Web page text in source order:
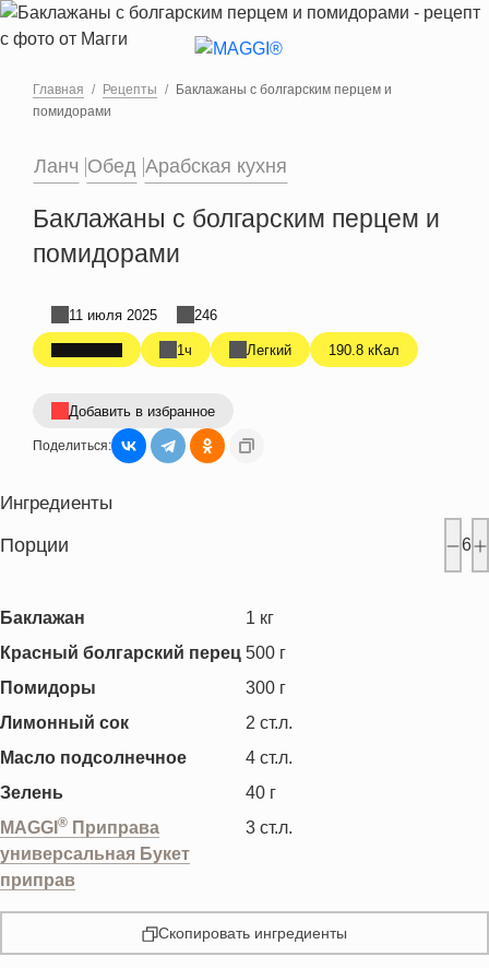
Перейти к основному содержанию
Главная Рецепты
Баклажаны с болгарским перцем и
помидорами
Ланч Обед Арабская кухня
Баклажаны с болгарским перцем и
помидорами
1ч Легкий 190.8 кКал
11 июля 2025 246
Добавить в избранное
Поделиться:
Ингредиенты
Порции 6
Баклажан 1 кг
Красный болгарский перец 500 г
Помидоры
300 г
Лимонный сок
2 ст.л.
Масло подсолнечное
4 ст.л.
Зелень
40 г
MAGGI ® Приправа
универсальная Букет
приправ
3 ст.л.
Скопировать ингредиенты